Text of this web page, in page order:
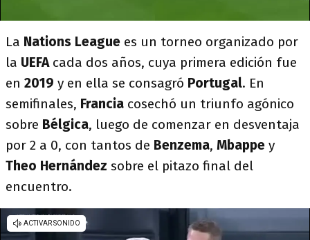
La Nations League es un torneo organizado por
la UEFA cada dos años, cuya primera edición fue
en 2019 y en ella se consagró Portugal. En
semifinales, Francia cosechó un triunfo agónico
sobre Bélgica, luego de comenzar en desventaja
por 2 a 0, con tantos de Benzema, Mbappe y
Theo Hernández sobre el pitazo final del
encuentro.